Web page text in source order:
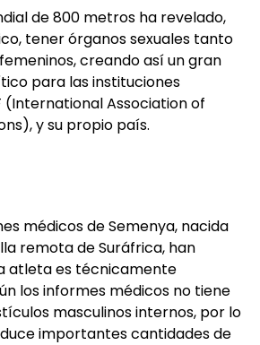
de 800 metros ha revelado,
tener órganos sexuales tanto
creando así un gran
para las instituciones
(International Association of
y su propio país.
médicos de Semenya, nacida
remota de Suráfrica, han
atleta es técnicamente
los informes médicos no tiene
masculinos internos, por lo
importantes cantidades de